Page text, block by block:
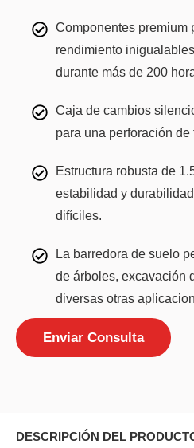
Componentes premium
rendimiento
durante más de 200
Caja de cambios
para una perforación de
Estructura robusta de
estabilidad y
difíciles.
La barredora de suelo
de árboles, excavación
diversas otras
Enviar Consulta
DESCRIPCIÓN DEL